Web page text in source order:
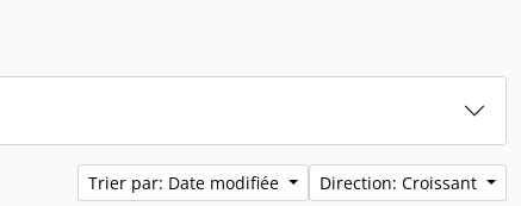
Trier par: Date modifiée Direction: Croissant